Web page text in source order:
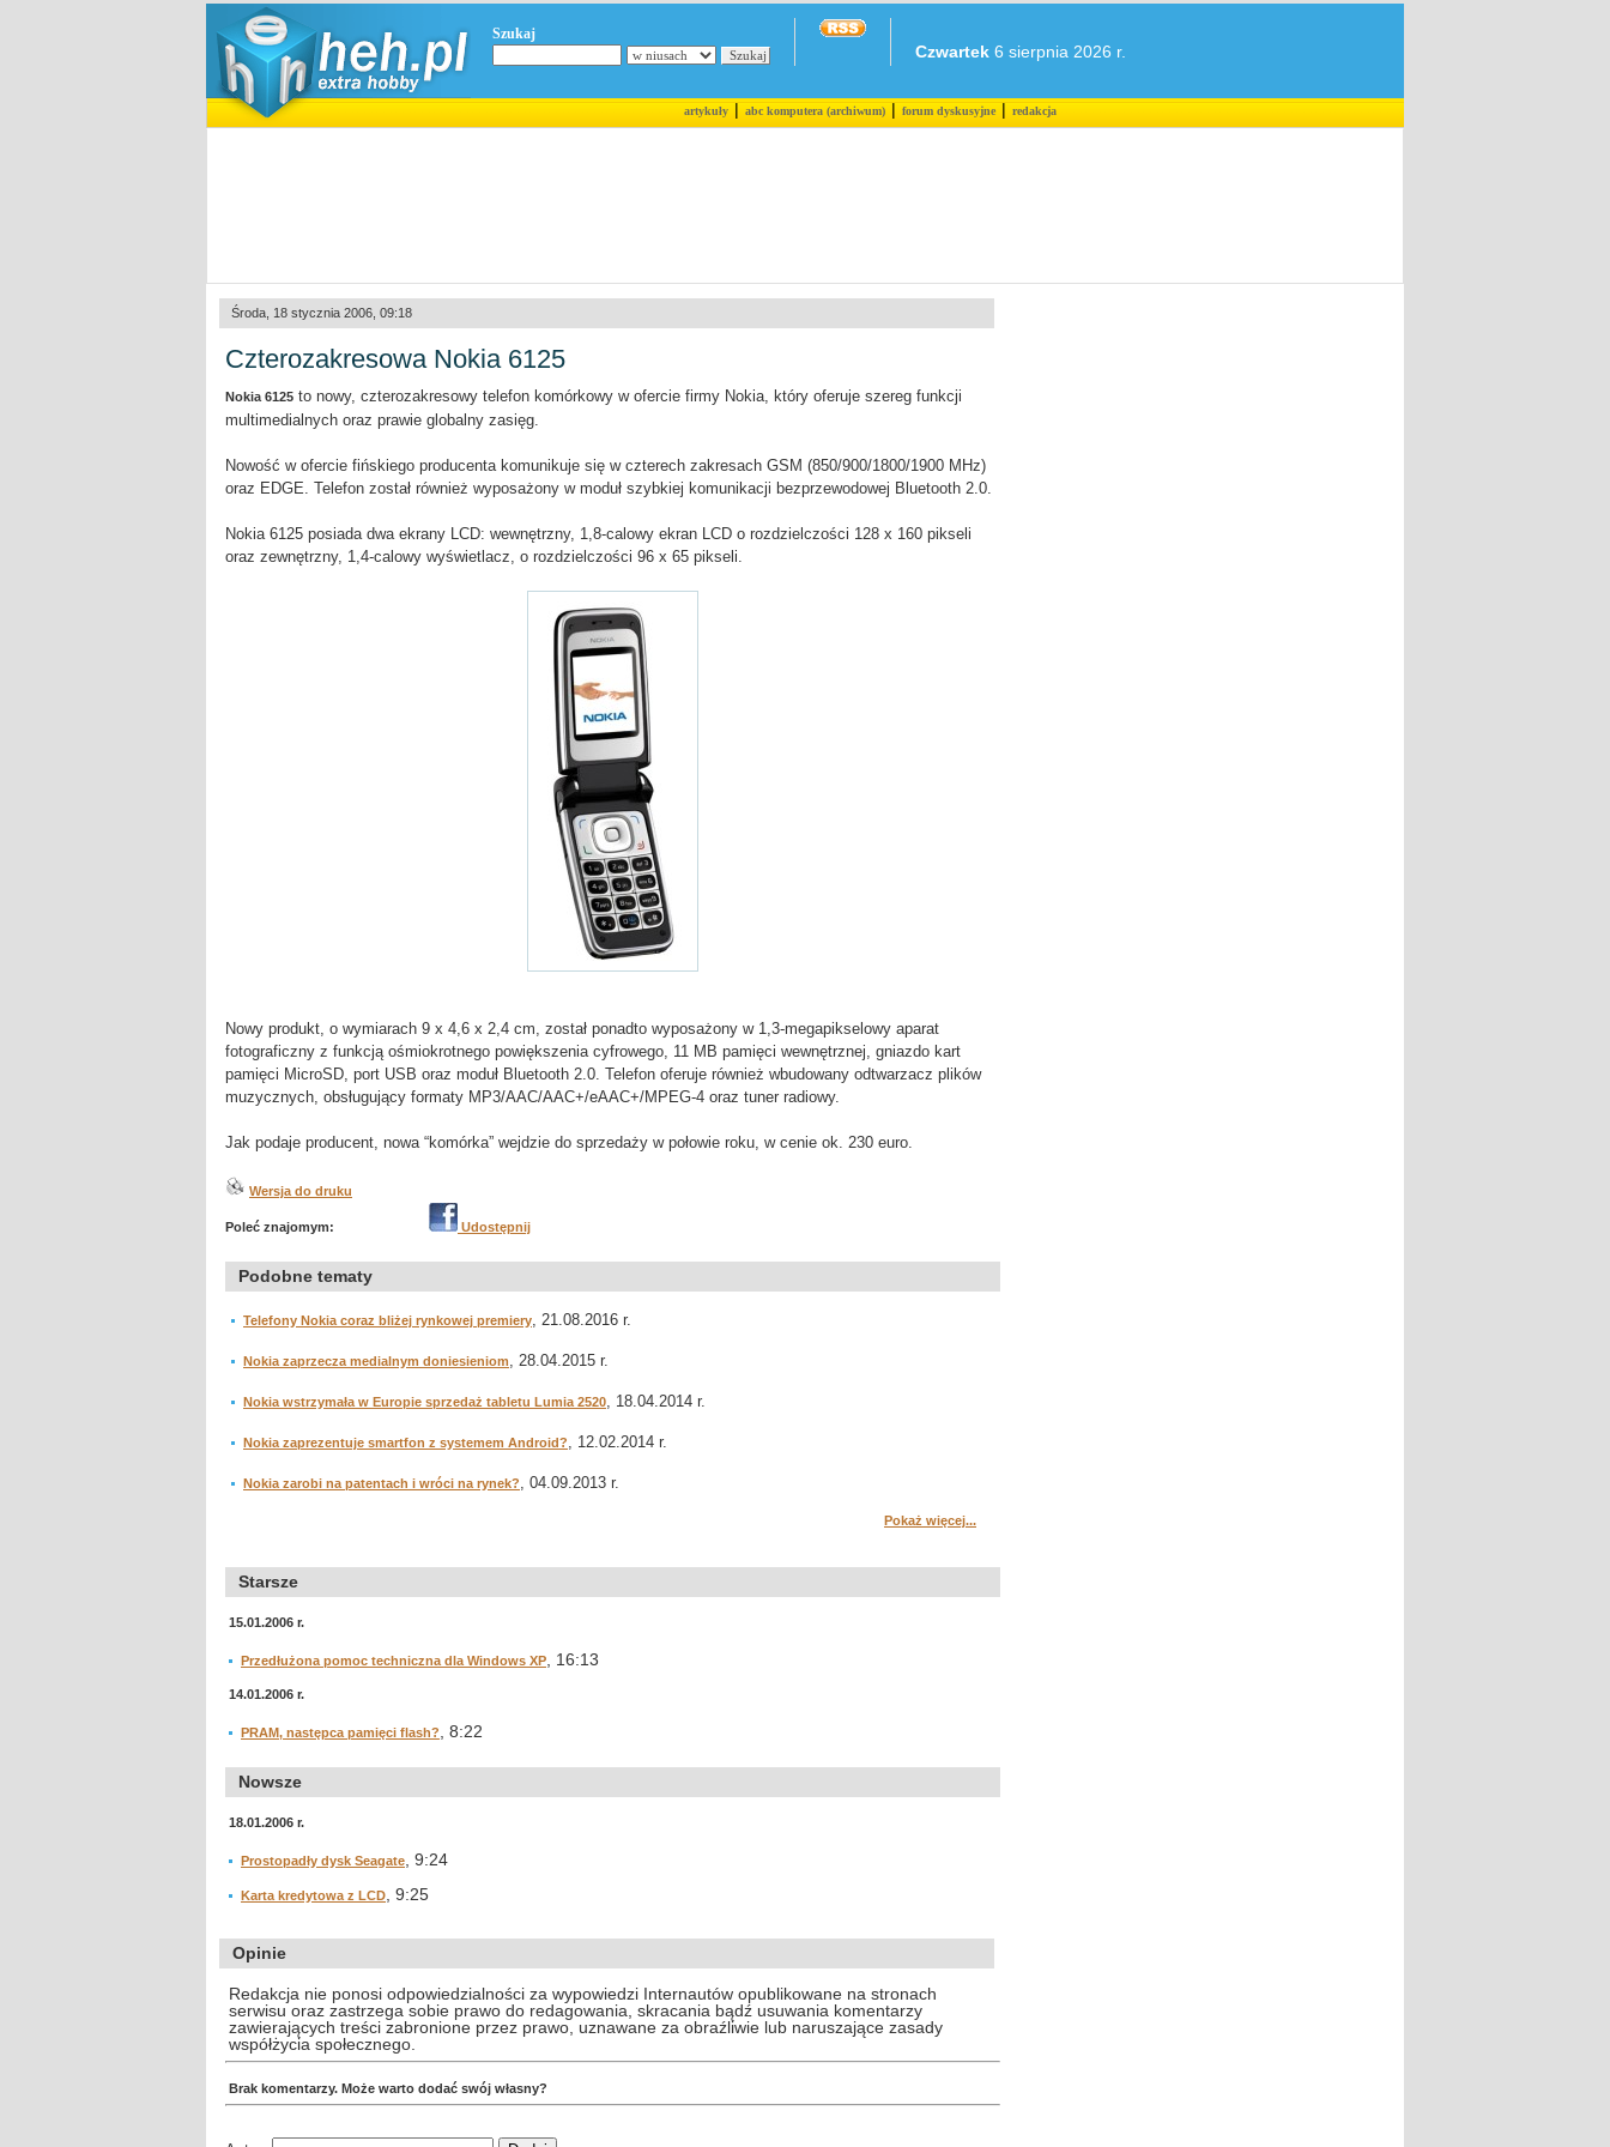
Szukaj
Czwartek 6 sierpnia 2026 r.
artykuły|abc komputera (archiwum)|forum dyskusyjne|redakcja
Środa, 18 stycznia 2006, 09:18
Czterozakresowa Nokia 6125
Nokia 6125 to nowy, czterozakresowy telefon komórkowy w ofercie firmy Nokia, który oferuje szereg funkcji
multimedialnych oraz prawie globalny zasięg.
Nowość w ofercie fińskiego producenta komunikuje się w czterech zakresach GSM (850/900/1800/1900 MHz)
oraz EDGE. Telefon został również wyposażony w moduł szybkiej komunikacji bezprzewodowej Bluetooth 2.0.
Nokia 6125 posiada dwa ekrany LCD: wewnętrzny, 1,8-calowy ekran LCD o rozdzielczości 128 x 160 pikseli
oraz zewnętrzny, 1,4-calowy wyświetlacz, o rozdzielczości 96 x 65 pikseli.
Nowy produkt, o wymiarach 9 x 4,6 x 2,4 cm, został ponadto wyposażony w 1,3-megapikselowy aparat
fotograficzny z funkcją ośmiokrotnego powiększenia cyfrowego, 11 MB pamięci wewnętrznej, gniazdo kart
pamięci MicroSD, port USB oraz moduł Bluetooth 2.0. Telefon oferuje również wbudowany odtwarzacz plików
muzycznych, obsługujący formaty MP3/AAC/AAC+/eAAC+/MPEG-4 oraz tuner radiowy.
Jak podaje producent, nowa “komórka” wejdzie do sprzedaży w połowie roku, w cenie ok. 230 euro.
Wersja do druku
Poleć znajomym: Udostępnij
Podobne tematy
Telefony Nokia coraz bliżej rynkowej premiery, 21.08.2016 r.
Nokia zaprzecza medialnym doniesieniom, 28.04.2015 r.
Nokia wstrzymała w Europie sprzedaż tabletu Lumia 2520, 18.04.2014 r.
Nokia zaprezentuje smartfon z systemem Android?, 12.02.2014 r.
Nokia zarobi na patentach i wróci na rynek?, 04.09.2013 r.
Pokaż więcej...
Starsze
15.01.2006 r.
Przedłużona pomoc techniczna dla Windows XP , 16:13
14.01.2006 r.
PRAM, następca pamięci flash? , 8:22
Nowsze
18.01.2006 r.
Prostopadły dysk Seagate , 9:24
Karta kredytowa z LCD , 9:25
Opinie
Redakcja nie ponosi odpowiedzialności za wypowiedzi Internautów opublikowane na stronach
serwisu oraz zastrzega sobie prawo do redagowania, skracania bądź usuwania komentarzy
zawierających treści zabronione przez prawo, uznawane za obraźliwie lub naruszające zasady
współżycia społecznego.
Brak komentarzy. Może warto dodać swój własny?